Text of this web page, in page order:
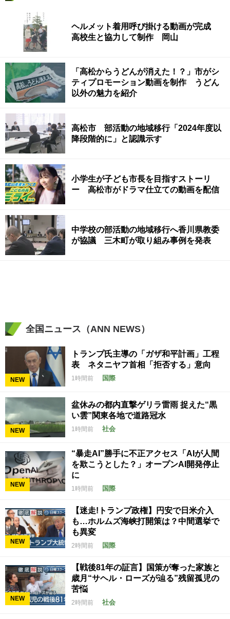
ヘルメット着用呼び掛ける動画が完成
高校生と協力して制作 岡山
「高松からうどんが消えた！？」市がシ
ティプロモーション動画を制作 うどん
以外の魅力を紹介
高松市 部活動の地域移行「2024年度以
降段階的に」と認識示す
小学生が子ども市長を目指すストーリ
ー 高松市がドラマ仕立ての動画を配信
中学校の部活動の地域移行へ香川県教委
が協議 三木町が取り組み事例を発表
全国ニュース（ANN NEWS）
NEW
トランプ氏主導の「ガザ和平計画」工程
表 ネタニヤフ首相「拒否する」意向
1時間前 国際
NEW
盆休みの都内直撃ゲリラ雷雨 捉えた“黒
い雲”関東各地で道路冠水
1時間前 社会
NEW
“暴走AI”勝手に不正アクセス「AIが人間
を欺こうとした？」オープンAI開発停止
に
1時間前 国際
NEW
【迷走!トランプ政権】円安で日米介入
も…ホルムズ海峡打開策は？中間選挙で
も異変
2時間前 国際
NEW
【戦後81年の証言】国策が奪った家族と
歳月“サヘル・ローズが辿る”残留孤児の
苦悩
2時間前 社会